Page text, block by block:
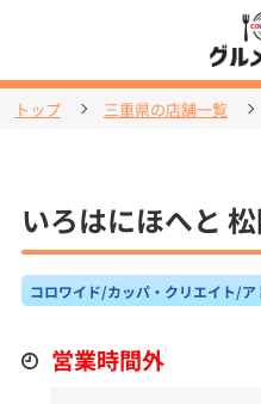
トップ 三重県の店舗一覧
いろはにほへと
コロワイド/カッパ・クリエイト/ア
営業時間外